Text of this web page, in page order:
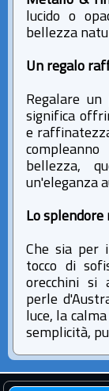
lucido o
bellezza
Un regalo
Regalare
significa
e
bellezza,
un'eleganza
Lo
Che sia per
tocco di
orecchini si
perle
luce, la
semplicità,